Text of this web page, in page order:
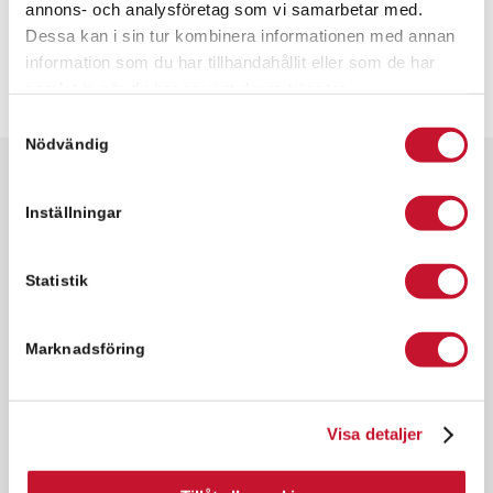
annons- och analysföretag som vi samarbetar med.
Dessa kan i sin tur kombinera informationen med annan
information som du har tillhandahållit eller som de har
Nödvändig
Inställningar
Statistik
Marknadsföring
Visa detaljer
✓ 1,329 kvm
Åkarp ligger i en storstadsregion, åtta km
nordväst om Malmö, och har en hel del att
erbjuda om du är intresserad av natur, kultur,